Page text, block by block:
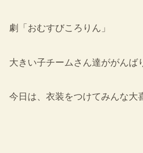
劇「おむすびころりん」
大きい子チームさん達ががんば
今日は、衣装をつけてみんな